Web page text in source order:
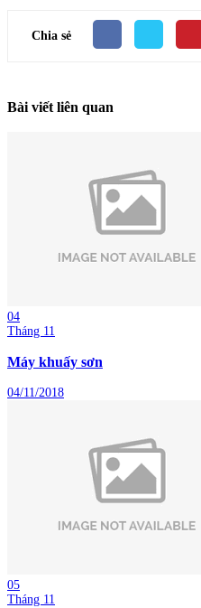
Chia sẻ
Bài viết liên quan
04
Tháng 11
Máy khuấy sơn
04/11/2018
05
Tháng 11